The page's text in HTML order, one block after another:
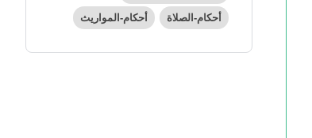
أحكام-الصلاة أحكام-المواريث